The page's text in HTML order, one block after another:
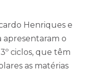
Henriques e
apresentaram o
ciclos, que têm
as matérias